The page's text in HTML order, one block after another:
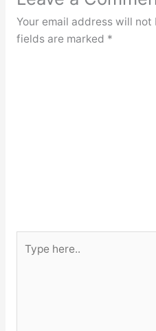
Your email address will not
fields are marked *
here..